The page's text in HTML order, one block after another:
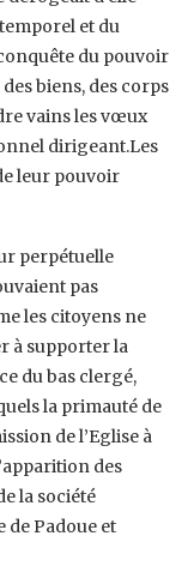
et du
du pouvoir
biens, des corps
vains les vœux
dirigeant.Les
leur pouvoir
perpétuelle
pas
les citoyens ne
à supporter la
du bas clergé,
la primauté de
de l’Eglise à
des
la société
de Padoue et